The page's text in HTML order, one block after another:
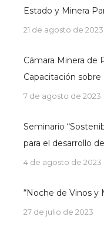
Estado y Minera
21 de agosto de 2023
Cámara Minera de
Capacitación
7 de agosto de 2023
Seminario
para el desarrollo
4 de agosto de 2023
“Noche de Vinos y
27 de julio de 2023